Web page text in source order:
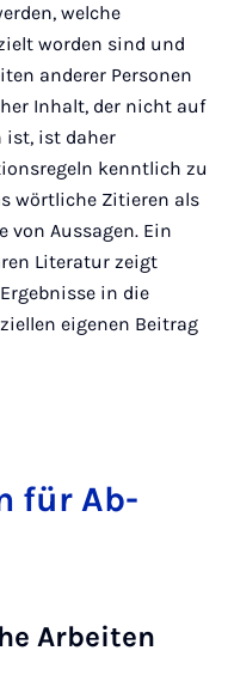
welche
worden sind und
anderer Personen
Inhalt, der nicht auf
ist, ist daher
kenntlich zu
wörtliche Zitieren als
von Aussagen. Ein
Literatur zeigt
in die
eigenen Beitrag
für Ab­
Arbeiten